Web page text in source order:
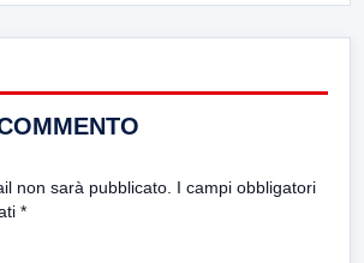
non sarà pubblicato. I campi obbligatori
*